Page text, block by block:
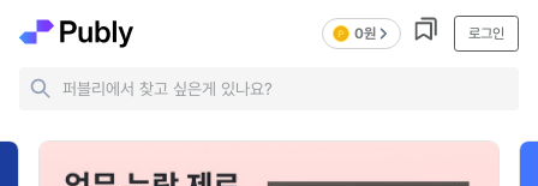
0원 로그인
퍼블리에서 찾고 싶은게 있나요?